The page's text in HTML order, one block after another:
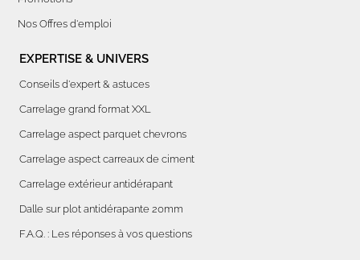
Nos Offres d'emploi
EXPERTISE & UNIVERS
Conseils d'expert & astuces
Carrelage grand format XXL
Carrelage aspect parquet chevrons
Carrelage aspect carreaux de ciment
Carrelage extérieur antidérapant
Dalle sur plot antidérapante 20mm
F.A.Q. : Les réponses à vos questions